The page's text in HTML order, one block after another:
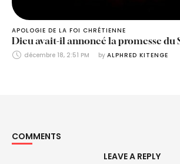
APOLOGIE DE LA FOI CHRÉTIENNE
Dieu avait-il annoncé la promesse du
décembre 18, 2:51 PM by ALPHRED KITENGE
COMMENTS
LEAVE A REPLY